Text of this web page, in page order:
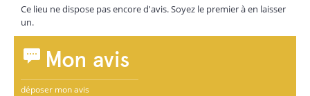
Ce lieu ne dispose pas encore d'avis. Soyez le premier à en laisser
un.
Mon avis
déposer mon avis